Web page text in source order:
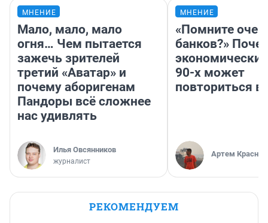
МНЕНИЕ
Мало, мало, мало
огня… Чем пытается
зажечь зрителей
третий «Аватар» и
почему аборигенам
Пандоры всё сложнее
нас удивлять
Илья Овсянников
журналист
МНЕНИЕ
«Помните
банков?»
90-х может
повториться
Артем Краснов
РЕКОМЕНДУЕМ